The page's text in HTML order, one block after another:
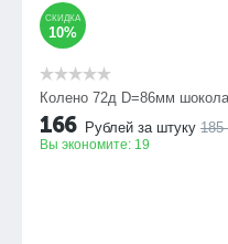
СКИДКА
10%
Колено 72д D=86мм
166 Рублей за штуку 185
Вы экономите: 19